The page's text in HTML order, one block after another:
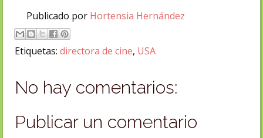
Publicado por Hortensia Hernández
Etiquetas: directora de cine, USA
No hay comentarios:
Publicar un comentario